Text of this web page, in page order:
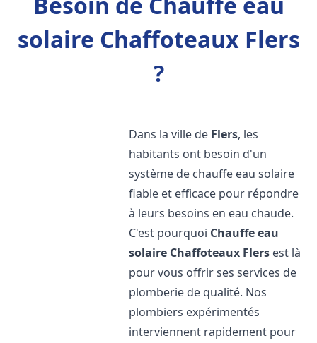
solaire Chaffoteaux Flers
?
Dans la ville de Flers, les
habitants ont besoin d'un
système de chauffe eau solaire
fiable et efficace pour répondre
à leurs besoins en eau chaude.
C'est pourquoi Chauffe eau
solaire Chaffoteaux Flers est là
pour vous offrir ses services de
plomberie de qualité. Nos
plombiers expérimentés
interviennent rapidement pour